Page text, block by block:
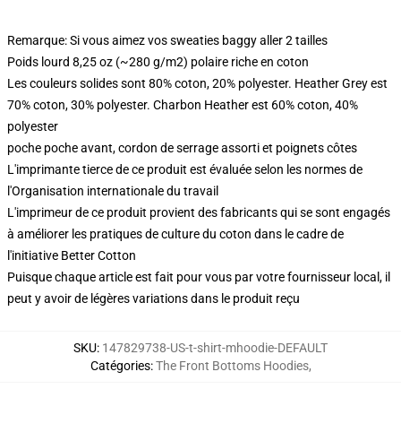
Remarque: Si vous aimez vos sweaties baggy aller 2 tailles
Poids lourd 8,25 oz (~280 g/m2) polaire riche en coton
Les couleurs solides sont 80% coton, 20% polyester. Heather Grey est
70% coton, 30% polyester. Charbon Heather est 60% coton, 40%
polyester
poche poche avant, cordon de serrage assorti et poignets côtes
L'imprimante tierce de ce produit est évaluée selon les normes de
l'Organisation internationale du travail
L'imprimeur de ce produit provient des fabricants qui se sont engagés
à améliorer les pratiques de culture du coton dans le cadre de
l'initiative Better Cotton
Puisque chaque article est fait pour vous par votre fournisseur local, il
peut y avoir de légères variations dans le produit reçu
SKU: 147829738-US-t-shirt-mhoodie-DEFAULT
Catégories:The Front Bottoms Hoodies,